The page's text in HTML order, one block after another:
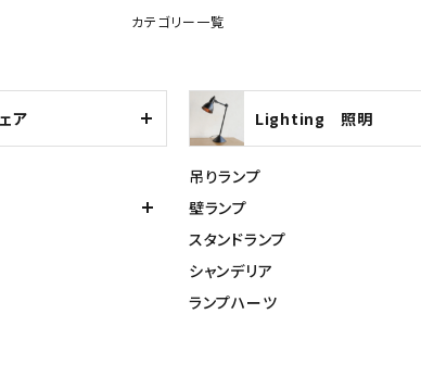
カテゴリー一覧
ア Lighting 照明
吊りランプ
壁ランプ
スタンドランプ
シャンデリア
ランプハーツ